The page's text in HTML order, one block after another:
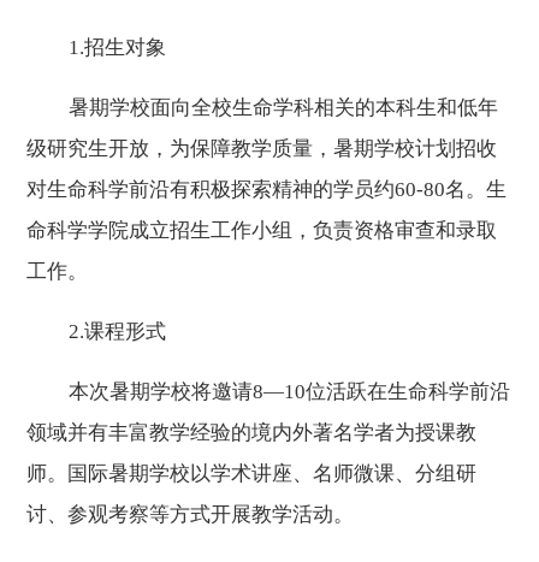
1.招生对象
暑期学校面向全校生命学科相关的本科生和低年
级研究生开放，为保障教学质量，暑期学校计划招收
对生命科学前沿有积极探索精神的学员约60-80名。生
命科学学院成立招生工作小组，负责资格审查和录取
工作。
2.课程形式
本次暑期学校将邀请8—10位活跃在生命科学前沿
领域并有丰富教学经验的境内外著名学者为授课教
师。国际暑期学校以学术讲座、名师微课、分组研
讨、参观考察等方式开展教学活动。